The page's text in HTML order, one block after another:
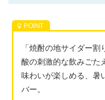
「焼酎の地サイダー
酸の刺激的な飲みごた
味わいが楽しめる、暑
バー。